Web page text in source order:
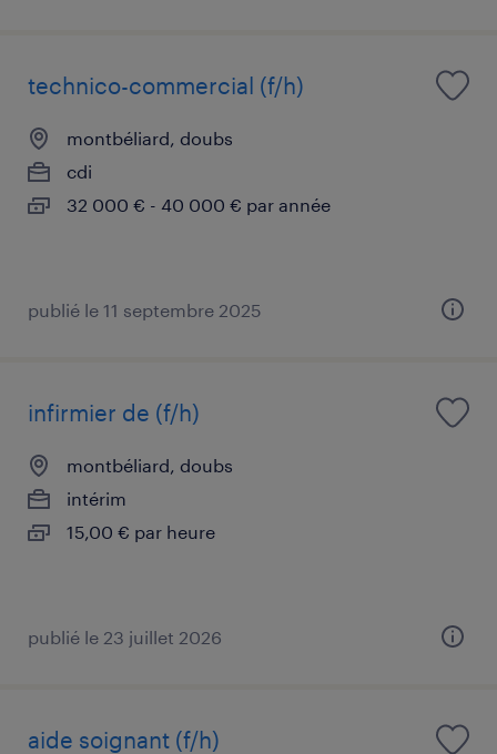
technico-commercial (f/h)
montbéliard, doubs
cdi
32 000 € - 40 000 € par année
publié le 11 septembre 2025
infirmier de (f/h)
montbéliard, doubs
intérim
15,00 € par heure
publié le 23 juillet 2026
aide soignant (f/h)